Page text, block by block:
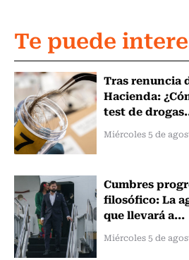
Te puede
Tras renuncia
Hacienda:
test de
Miércoles 5 de
Cumbres
filosófico: La
que llevará a...
Miércoles 5 de